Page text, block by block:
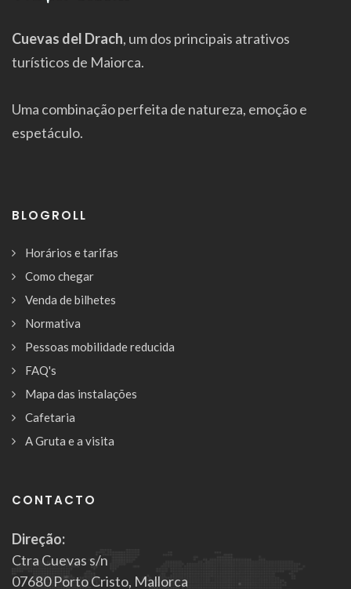
Cuevas del Drach, um dos principais atrativos
turísticos de Maiorca.
Uma combinação perfeita de natureza, emoção e
espetáculo.
BLOGROLL
Horários e tarifas
Como chegar
Venda de bilhetes
Normativa
Pessoas mobilidade reducida
FAQ's
Mapa das instalações
Cafetaria
A Gruta e a visita
CONTACTO
Direção:
Ctra Cuevas s/n
07680 Porto Cristo, Mallorca